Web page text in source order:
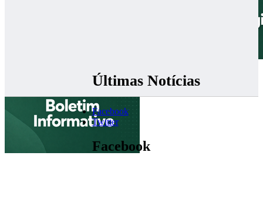
Últimas Notícias
Facebook
Twitter
Facebook